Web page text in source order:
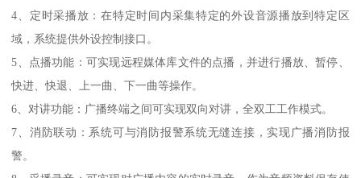
4、定时采播放：在特定时间内采集特定的外设音源播放到特定区
域，系统提供外设控制接口。
5、点播功能：可实现远程媒体库文件的点播，并进行播放、暂停、
快进、快退、上一曲、下一曲等操作。
6、对讲功能：广播终端之间可实现双向对讲，全双工工作模式。
7、消防联动：系统可与消防报警系统无缝连接，实现广播消防报
警。